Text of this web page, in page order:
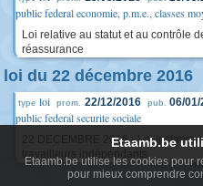
public federal economie, p.m.e., classes
Loi relative au statut et au contrôle
réassurance
loi du 22 décembre 2016
type loi prom. 22/12/2016 pub. 06/01/
public federal securite sociale
22 DECEMBRE 2016 - Loi
travailleurs indépendants
Etaamb.be
Etaamb.be utilise les cookies pour
pour mieux comprendre